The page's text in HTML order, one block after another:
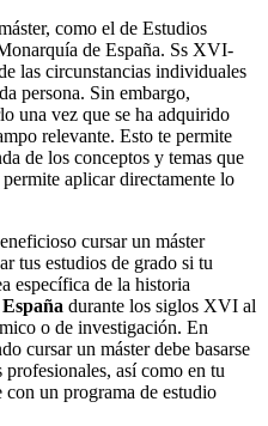
como el de Estudios
de España. Ss XVI-
las circunstancias individuales
persona. Sin embargo,
una vez que se ha adquirido
relevante. Esto te permite
de los conceptos y temas que
aplicar directamente lo
cursar un máster
tus estudios de grado si tu
específica de la historia
durante los siglos XVI al
o de investigación. En
cursar un máster debe basarse
profesionales, así como en tu
un programa de estudio